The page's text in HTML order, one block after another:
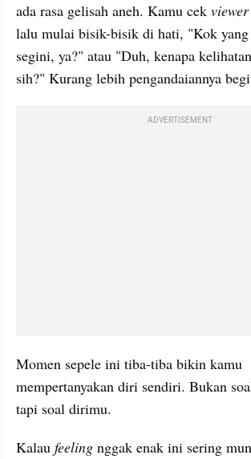
ada rasa gelisah aneh. Kamu cek viewer
lalu mulai bisik-bisik di hati, "Kok
segini, ya?" atau "Duh, kenapa
sih?" Kurang lebih pengandaiannya
ADVERTISEMENT
​Momen sepele ini tiba-tiba bikin kamu
mempertanyakan diri sendiri. Bukan
tapi soal dirimu.
​Kalau feeling nggak enak ini sering